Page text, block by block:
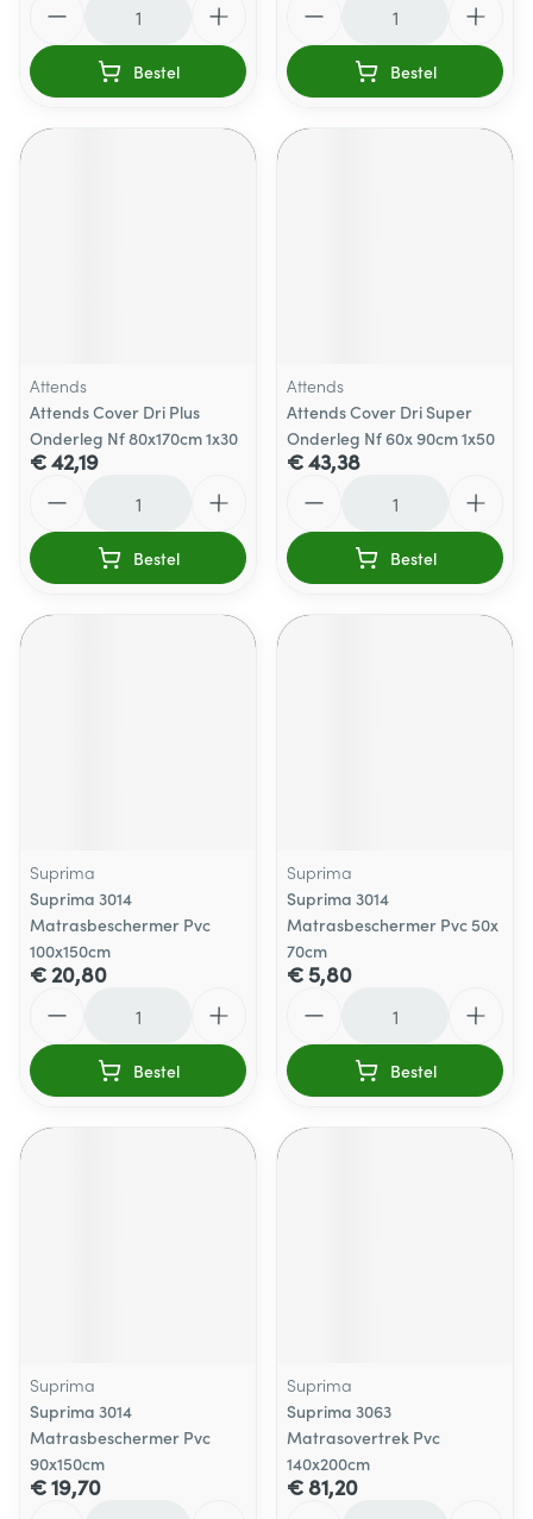
Bestel Bestel
Attends
Attends Cover Dri Plus
Onderleg Nf 80x170cm 1x30
€ 42,19
Bestel
Attends
Attends Cover Dri Super
Onderleg Nf 60x 90cm 1x50
€ 43,38
Bestel
Suprima
Suprima 3014
Matrasbeschermer Pvc
100x150cm
€ 20,80
Bestel
Suprima
Suprima 3014
Matrasbeschermer Pvc 50x
70cm
€ 5,80
Bestel
Suprima
Suprima 3014
Matrasbeschermer Pvc
90x150cm
€ 19,70
Suprima
Suprima 3063
Matrasovertrek Pvc
140x200cm
€ 81,20